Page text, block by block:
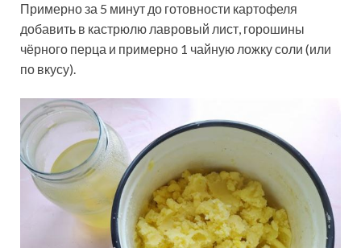
Примерно за 5 минут до готовности картофеля
добавить в кастрюлю лавровый лист, горошины
чёрного перца и примерно 1 чайную ложку соли (или
по вкусу).